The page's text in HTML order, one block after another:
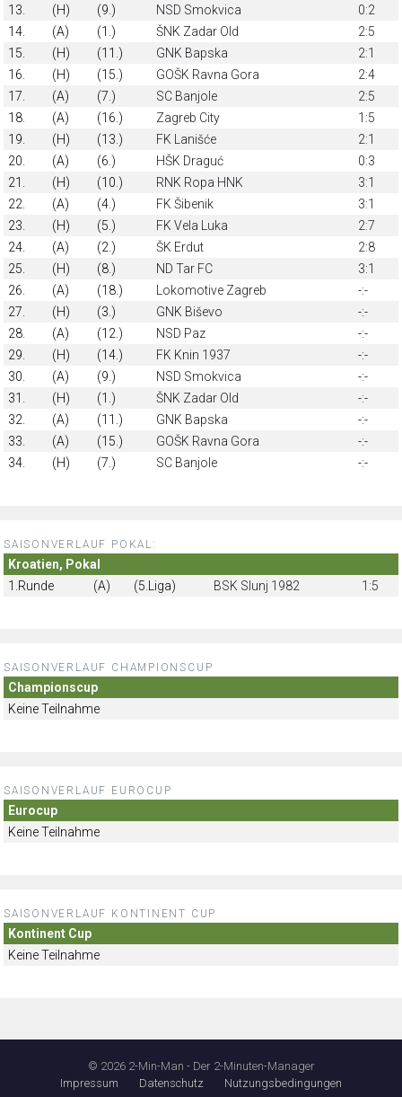
13.
(H) (9.) NSD Smokvica
0:2
14.
(A) (1.) ŠNK Zadar Old
2:5
15.
(H) (11.) GNK Bapska
2:1
16.
(H) (15.) GOŠK Ravna Gora
2:4
17.
(A) (7.) SC Banjole
2:5
18.
(A) (16.) Zagreb City
1:5
19.
(H) (13.) FK Lanišće
2:1
20.
(A) (6.) HŠK Draguć
0:3
21.
(H) (10.) RNK Ropa HNK
3:1
22.
(A) (4.) FK Šibenik
3:1
23.
(H) (5.) FK Vela Luka
2:7
24.
(A) (2.) ŠK Erdut
2:8
25.
(H) (8.) ND Tar FC
3:1
26.
(A) (18.) Lokomotive Zagreb
-:-
27.
(H) (3.) GNK Biševo
-:-
28.
(A) (12.) NSD Paz
-:-
29.
(H) (14.) FK Knin 1937
-:-
30.
(A) (9.) NSD Smokvica
-:-
31.
(H) (1.) ŠNK Zadar Old
-:-
32.
(A) (11.) GNK Bapska
-:-
33.
(A) (15.) GOŠK Ravna Gora
-:-
34.
(H) (7.) SC Banjole -:-
SAISONVERLAUF POKAL:
Kroatien, Pokal
1.Runde
(A) (5.Liga) BSK Slunj 1982 1:5
SAISONVERLAUF CHAMPIONSCUP
Championscup
Keine Teilnahme
SAISONVERLAUF EUROCUP
Eurocup
Keine Teilnahme
SAISONVERLAUF KONTINENT CUP
Kontinent Cup
Keine Teilnahme
© 2026 2-Min-Man - Der 2-Minuten-Manager
Impressum
Datenschutz Nutzungsbedingungen